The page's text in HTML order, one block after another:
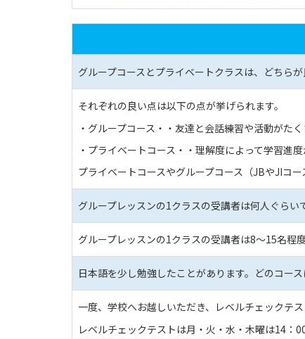
グループコースとプライベートクラスは、どちらが
それぞれの良い点は以下の点が挙げられます。
・グループコース・・友達と会話練習や活動がた
・プライベートコース・・理解度によって学習進
プライベートコースやグループコース（JBやJIコ
グループレッスンの1クラスの受講者は何人ぐらい
グループレッスンの1クラスの受講者は8～15名程度
日本語を少し勉強したことがあります。どのコース
一度、学校へお越しいただき、レベルチェックテ
レベルチェックテストは月・火・水・木曜は14：